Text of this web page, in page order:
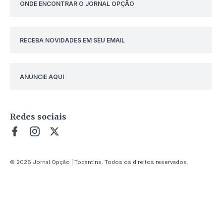
ONDE ENCONTRAR O JORNAL OPÇÃO
RECEBA NOVIDADES EM SEU EMAIL
ANUNCIE AQUI
Redes sociais
© 2026 Jornal Opção | Tocantins. Todos os direitos reservados.